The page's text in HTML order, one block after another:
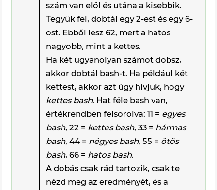
szám van elől és utána a kisebbik.
Tegyük fel, dobtál egy 2-est és egy 6-
ost. Ebből lesz 62, mert a hatos
nagyobb, mint a kettes.
Ha két ugyanolyan számot dobsz,
akkor dobtál bash-t. Ha például két
kettest, akkor azt úgy hívjuk, hogy
kettes bash. Hat féle bash van,
értékrendben felsorolva: 11 = egyes
bash, 22 = kettes bash, 33 = hármas
bash, 44 = négyes bash, 55 = ötös
bash, 66 = hatos bash.
A dobás csak rád tartozik, csak te
nézd meg az eredményét, és a